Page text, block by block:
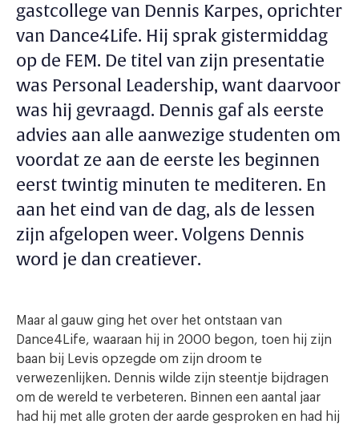
gastcollege van Dennis Karpes, oprichter
van Dance4Life. Hij sprak gistermiddag
op de FEM. De titel van zijn presentatie
was Personal Leadership, want daarvoor
was hij gevraagd. Dennis gaf als eerste
advies aan alle aanwezige studenten om
voordat ze aan de eerste les beginnen
eerst twintig minuten te mediteren. En
aan het eind van de dag, als de lessen
zijn afgelopen weer. Volgens Dennis
word je dan creatiever.
Maar al gauw ging het over het ontstaan van
Dance4Life, waaraan hij in 2000 begon, toen hij zijn
baan bij Levis opzegde om zijn droom te
verwezenlijken. Dennis wilde zijn steentje bijdragen
om de wereld te verbeteren. Binnen een aantal jaar
had hij met alle groten der aarde gesproken en had hij